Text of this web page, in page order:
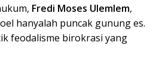
Fredi Moses Ulemlem,
hanyalah puncak gunung es.
feodalisme birokrasi yang